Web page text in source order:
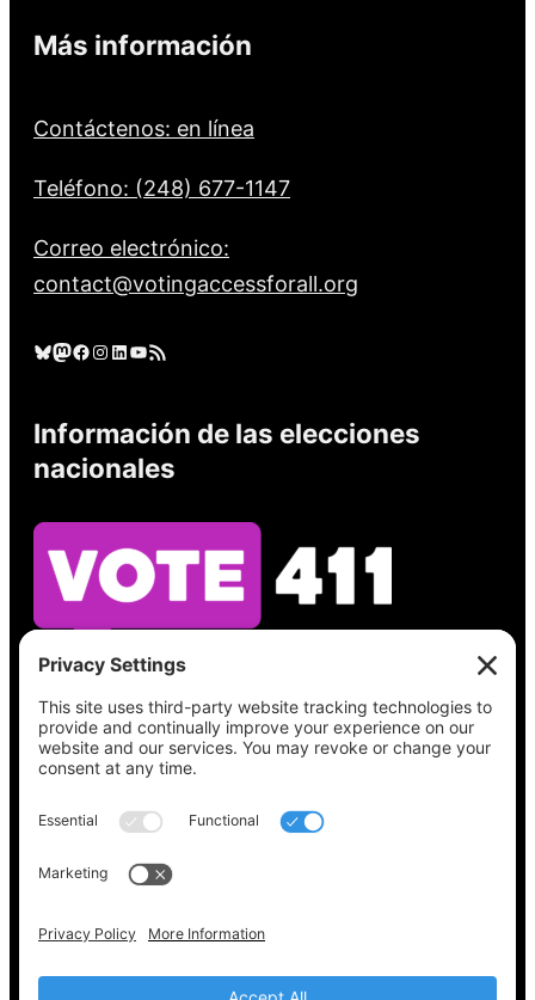
Más información
Contáctenos: en línea
Teléfono: (248) 677-1147
Correo electrónico:
contact@votingaccessforall.org
Cielo azul Mastodonte Facebook Instagram LinkedIn YouTube Feed RSS
Información de las elecciones
nacionales
Vea lo que hay en su boleta, encuentre su
lugar de votación, verifique el estado de su
registro y obtenga toda la información
electoral que necesita enVote411.org.
Por favor no utilice: